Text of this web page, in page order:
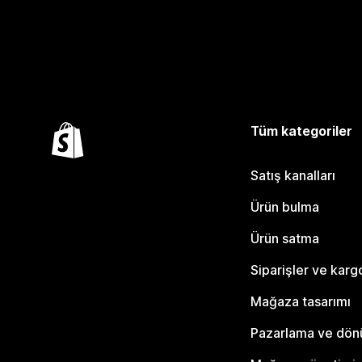
Tüm kategoriler
Satış kanalları
Ürün bulma
Ürün satma
Siparişler ve
Mağaza tasarımı
Pazarlama ve